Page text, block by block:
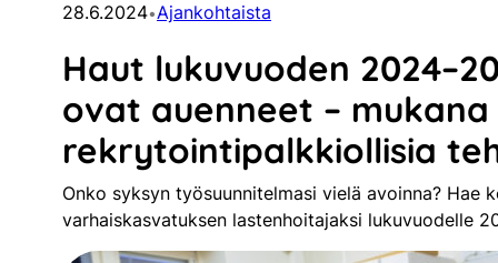
28.6.2024•Ajankohtaista
Haut lukuvuoden
ovat auenneet – mukana
rekrytointipalkkiollisia
Onko syksyn työsuunnitelmasi vielä avoinna? Hae
varhaiskasvatuksen lastenhoitajaksi lukuvuodelle